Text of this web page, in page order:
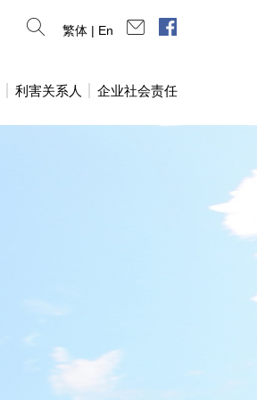
利害关系人 企业社会责任
繁体 | En
连络我们脸书专页